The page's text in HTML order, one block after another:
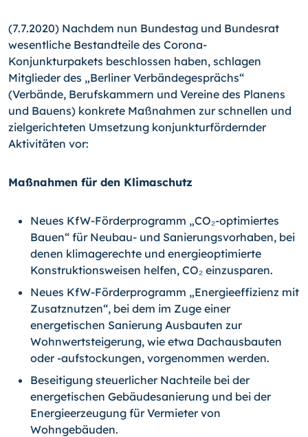
(7.7.2020) Nachdem nun Bundestag und Bundesrat
wesentliche Bestandteile des Corona-
Konjunkturpakets beschlossen haben, schlagen
Mitglieder des „Berliner Verbändegesprächs“
(Verbände, Berufskammern und Vereine des Planens
und Bauens) konkrete Maßnahmen zur schnellen und
zielgerichteten Umsetzung konjunkturfördernder
Aktivitäten vor:
Maßnahmen für den Klimaschutz
Neues KfW-Förderprogramm „CO₂-optimiertes
Bauen“ für Neubau- und Sanierungsvorhaben, bei
denen klimagerechte und energieoptimierte
Konstruktionsweisen helfen, CO₂ einzusparen.
Neues KfW-Förderprogramm „Energieeffizienz mit
Zusatznutzen“, bei dem im Zuge einer
energetischen Sanierung Ausbauten zur
Wohnwertsteigerung, wie etwa Dachausbauten
oder -aufstockungen, vorgenommen werden.
Beseitigung steuerlicher Nachteile bei der
energetischen Gebäudesanierung und bei der
Energieerzeugung für Vermieter von
Wohngebäuden.